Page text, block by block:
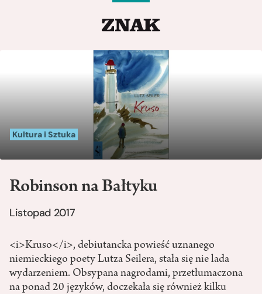
Kultura i Sztuka
Robinson na Bałtyku
Listopad 2017
<i>Kruso</i>, debiutancka powieść uznanego
niemieckiego poety Lutza Seilera, stała się nie lada
wydarzeniem. Obsypana nagrodami, przetłumaczona
na ponad 20 języków, doczekała się również kilku